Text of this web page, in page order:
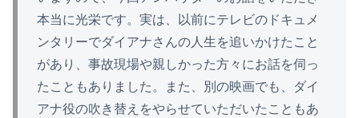
本当に光栄です。実は、以前にテレビのドキュメ
ンタリーでダイアナさんの人生を追いかけたこと
があり、事故現場や親しかった方々にお話を伺っ
たこともありました。また、別の映画でも、ダイ
アナ役の吹き替えをやらせていただいたこともあ